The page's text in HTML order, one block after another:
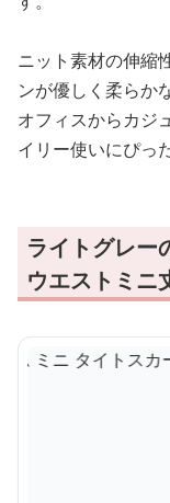
ニット素材の伸縮
ンが優しく柔らか
オフィスからカジ
イリー使いにぴっ
ライトグレー
ウエストミニ